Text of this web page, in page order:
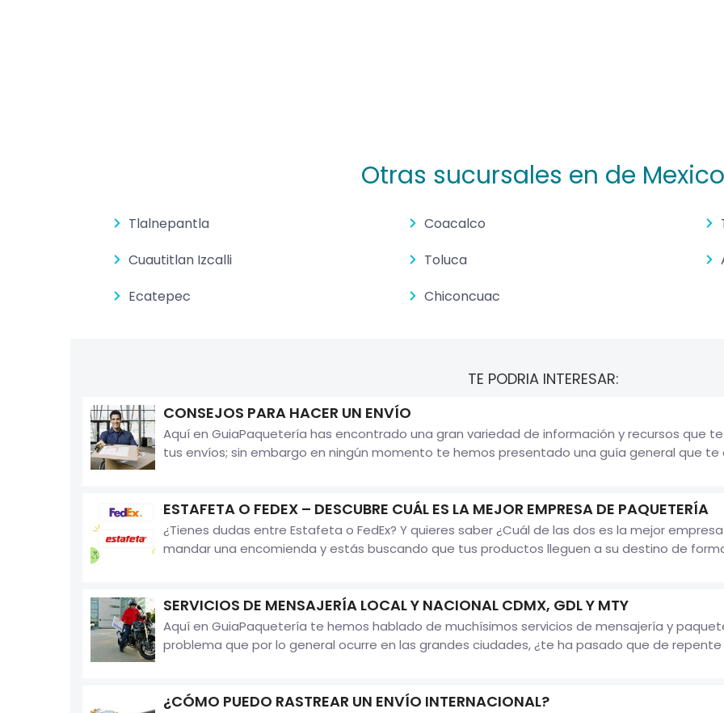
Otras sucursales en de Mexico
Tlalnepantla Coacalco
Cuautitlan Izcalli
Toluca
Ecatepec
Chiconcuac
TE PODRIA INTERESAR:
CONSEJOS PARA HACER UN ENVÍO
Aquí en GuiaPaquetería has encontrado una gran variedad de información y recursos que
tus envíos; sin embargo en ningún momento te hemos presentado una guía general que te
ESTAFETA O FEDEX – DESCUBRE CUÁL ES LA MEJOR EMPRESA DE PAQUETERÍA
¿Tienes dudas entre Estafeta o FedEx? Y quieres saber ¿Cuál de las dos es la mejor
mandar una encomienda y estás buscando que tus productos lleguen a su destino de
SERVICIOS DE MENSAJERÍA LOCAL Y NACIONAL CDMX, GDL Y MTY
Aquí en GuiaPaquetería te hemos hablado de muchísimos servicios de mensajería y
problema que por lo general ocurre en las grandes ciudades, ¿te ha pasado que de
¿CÓMO PUEDO RASTREAR UN ENVÍO INTERNACIONAL?